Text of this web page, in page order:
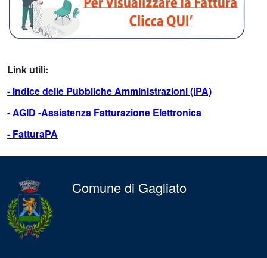
Link utili:
- Indice delle Pubbliche Amministrazioni (IPA)
- AGID -Assistenza Fatturazione Elettronica
- FatturaPA
Comune di Gagliato